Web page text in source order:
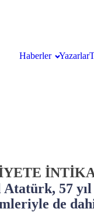
Haberler Yazarlar
57 yıl
de